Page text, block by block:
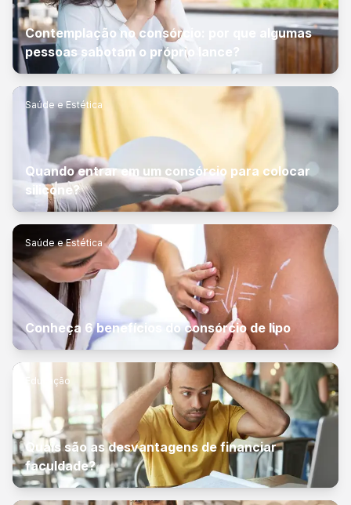
Contemplação no consórcio: por que algumas
pessoas sabotam o próprio lance?
Saúde e Estética
Quando entrar em um consórcio para colocar
silicone?
Saúde e Estética
Conheça 6 benefícios do consórcio de lipo
Educação
Quais são as desvantagens de financiar
faculdade?